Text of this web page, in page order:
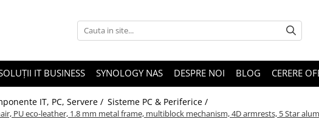
IT BUSINESS SYNOLOGY NAS DESPRE NOI BLOG CERERE
IT, PC, Servere / Sisteme PC & Periferice /
PU eco-leather, 1.8 mm metal frame, multiblock mechanism, 4D armrests, 5 Star